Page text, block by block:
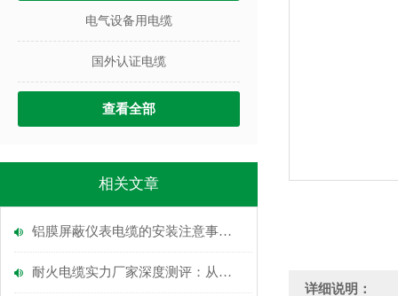
电气设备用电缆
国外认证电缆
查看全部
相关文章
铝膜屏蔽仪表电缆的安装注意事项与技巧分析
耐火电缆实力厂家深度测评：从原材料到耐火性能，6大指标选型指引
详细说明：